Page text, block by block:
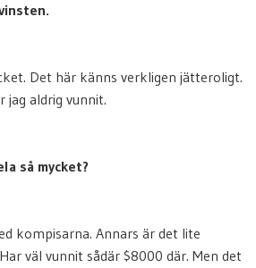
Det här känns verkligen jätteroligt.
jag aldrig vunnit.
så mycket?
kompisarna. Annars är det lite
väl vunnit sådär $8000 där. Men det